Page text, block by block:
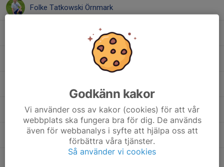
Folke Tatkowski Örnmark
Joel Willén
Jones Wattad
Godkänn kakor
Vi använder oss av kakor (cookies) för att vår
webbplats ska fungera bra för dig. De används
även för webbanalys i syfte att hjälpa oss att
förbättra våra tjänster.
Så använder vi cookies